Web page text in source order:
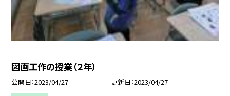
図画工作の授業（２年）
公開日 2023/04/27 更新日 2023/04/27